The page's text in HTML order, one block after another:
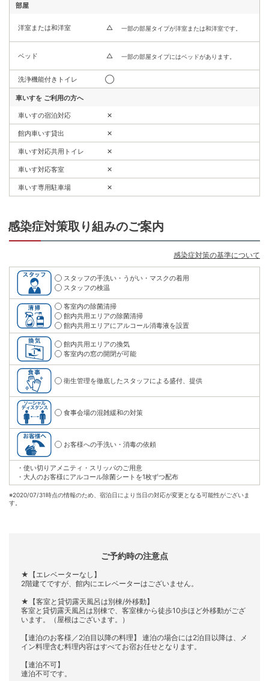
部屋
洋室または和洋室 △ 一部の部屋タイプが洋室または和洋室です。
ベッド △ 一部の部屋タイプにはベッドがあります。
洗浄機能付きトイレ ◯
車いすを ご利用の方へ
車いすの宿泊対応 ✕
館内車いす貸出 ✕
車いす対応共用トイレ ✕
車いす対応客室 ✕
車いす専用駐車場 ✕
感染症対策取り組みのご案内
感染症対策の基準について
スタッフの手洗い・うがい・マスクの着用
スタッフの検温
客室内の除菌清掃
館内共用エリアの除菌清掃
館内共用エリアにアルコール消毒液を設置
館内共用エリアの換気
客室内の窓の開閉が可能
衛生管理を徹底したスタッフによる盛付、提供
食事会場の混雑緩和の対策
お客様への手洗い・消毒の依頼
・使い切りアメニティ・スリッパのご用意
・大人のお客様にアルコール除菌シートを1枚ずつ配布
※2020/07/31時点の情報のため、宿泊日により当日の対応が変更となる可能性がございま
す。
ご予約時の注意点
★【エレベーターなし】
2階建てですが、館内にエレベーターはございません。
★【客室と貸切露天風呂は別棟/外移動】
客室と貸切露天風呂は別棟で、客室棟から徒歩10歩ほど外移動がござ
います。（屋根はございます。）
【連泊のお客様／2泊目以降の料理】 連泊の場合には2泊目以降は、メ
イン料理含む料理内容はすべてお宿お任せとなります。
【連泊不可】
連泊不可です。